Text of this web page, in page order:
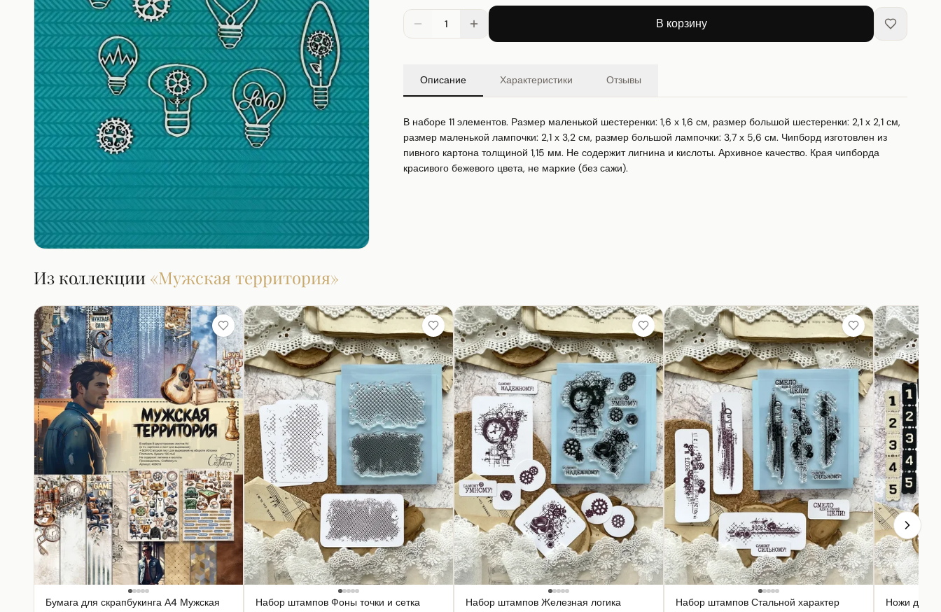
1 В корзину
Описание Характеристики Отзывы
В наборе 11 элементов. Размер маленькой шестеренки: 1,6 х 1,6 см, размер большой шестеренки: 2,1 х 2,1 см,
размер маленькой лампочки: 2,1 х 3,2 см, размер большой лампочки: 3,7 х 5,6 см. Чипборд изготовлен из
пивного картона толщиной 1,15 мм. Не содержит лигнина и кислоты. Архивное качество. Края чипборда
красивого бежевого цвета, не маркие (без сажи).
Из коллекции «Мужская территория»
Бумага для скрапбукинга А4 Мужская
Набор штампов Фоны точки и сетка Набор штампов Железная логика Набор штампов Стальной характер Ножи для